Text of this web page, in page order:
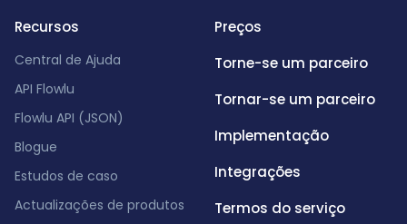
Recursos
Central de Ajuda
API Flowlu
Flowlu API (JSON)
Blogue
Estudos de caso
Actualizações de produtos
Preços
Torne-se um parceiro
Tornar-se um parceiro
Implementação
Integrações
Termos do serviço